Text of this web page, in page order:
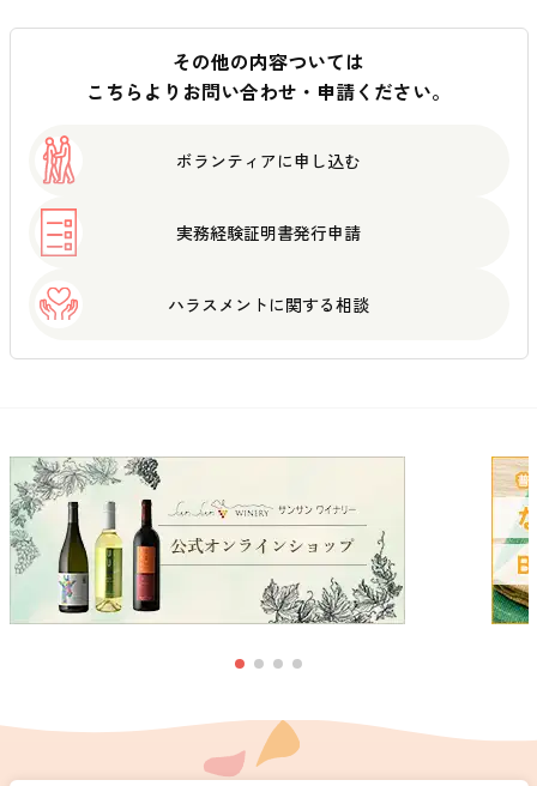
その他の内容ついては
こちらよりお問い合わせ・申請ください。
ボランティアに申し込む
実務経験証明書発行申請
ハラスメントに関する相談